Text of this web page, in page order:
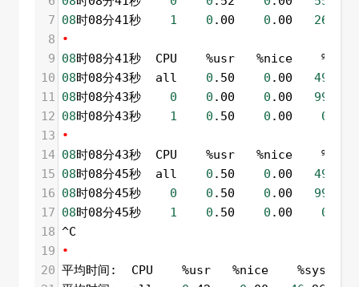
7 08时08分41秒 1 0 .00 0 .00 26
8
•
9 08时08分41秒  CPU    %usr   %nice
10 08时08分43秒  all 0 .50 0 .00 49
11 08时08分43秒 0 0 .00 0 .00 99
12 08时08分43秒 1 0 .50 0 .00 0
13
•
14 08时08分43秒  CPU    %usr   %nice
15 08时08分45秒  all 0 .50 0 .00 49
16 08时08分45秒 0 0 .50 0 .00 99
17 08时08分45秒 1 0 .50 0 .00 0
18 ^C
19
•
20 平均时间:  CPU    %usr   %nice    %sys